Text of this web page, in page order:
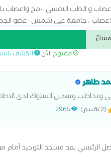
و الطب النفسى. -مخ واعصاب
، جامعة عين شمس -عضو
لندن
مفتوح الآن الكشف
طاهر
وتخاطب وتعديل السلوك لدى
(2 تقييم) 2965
الرئيسي بعد مسجد التوحيد أمام